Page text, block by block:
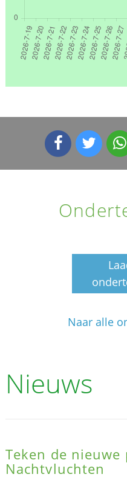
Naar alle
Nieuws
Teken de nieuwe
Nachtvluchten